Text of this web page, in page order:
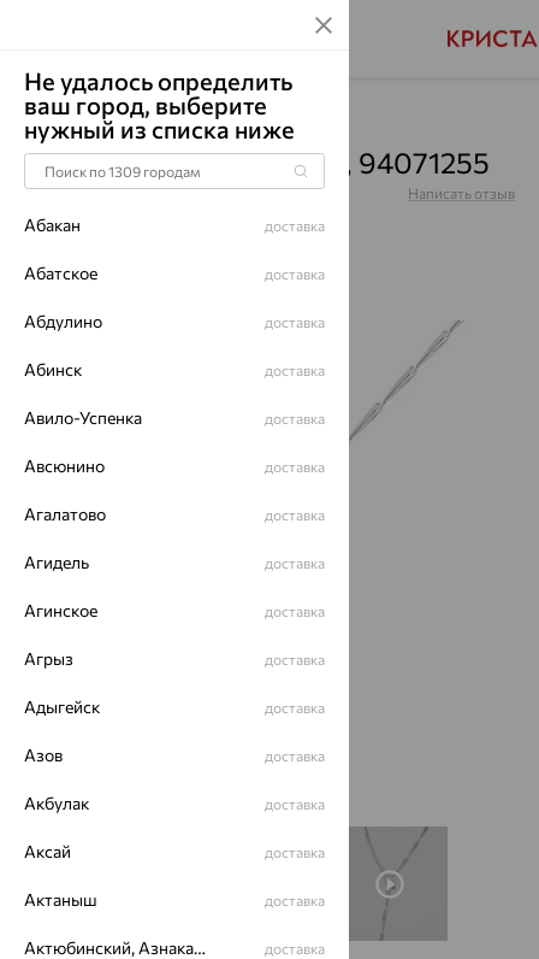
Главная Каталог Колье Фианит
Колье, серебро, фианит, 94071255
Артикул:94071255 Написать отзыв
Не удалось определить
ваш город, выберите
нужный из списка ниже
Абакан доставка
Абатское доставка
Абдулино доставка
Абинск доставка
Авило-Успенка доставка
Авсюнино доставка
Агалатово доставка
Агидель доставка
Агинское доставка
Агрыз доставка
Адыгейск доставка
Азов доставка
Акбулак доставка
Аксай доставка
Актаныш доставка
Актюбинский, Азнакаевский район доставка